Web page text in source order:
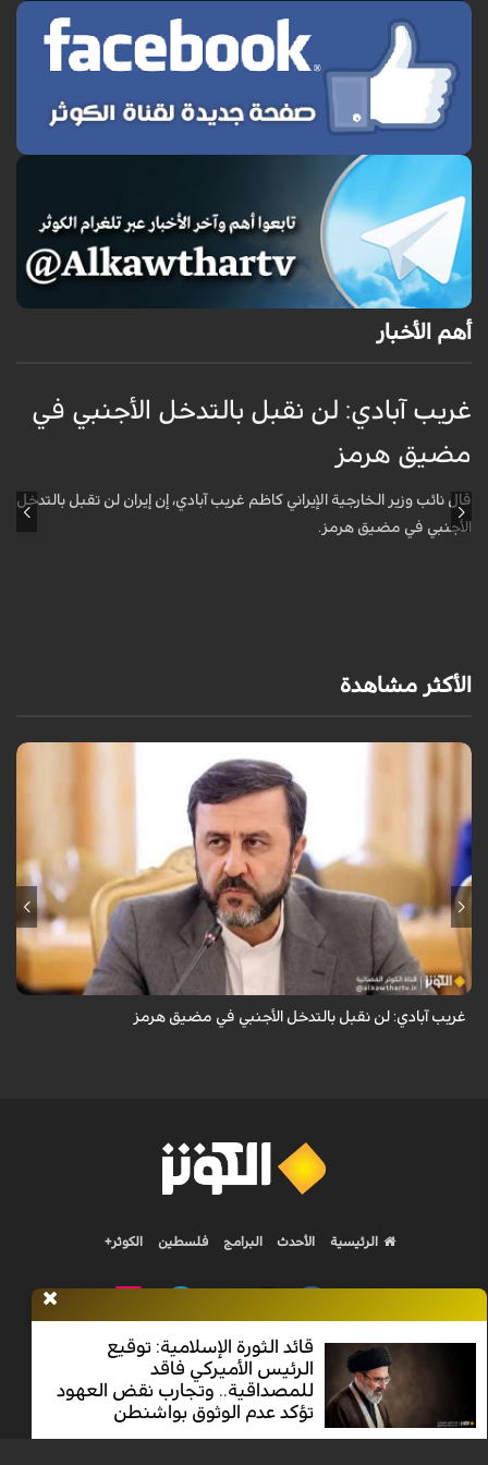
أهم الأخبار
غريب آبادي: لن نقبل بالتدخل الأجنبي في
مضيق هرمز
قال نائب وزير الخارجية الإيراني كاظم غريب آبادي، إن إيران لن تقبل بالتدخل
الأجنبي في مضيق هرمز.
الأكثر مشاهدة
قال نائب وزير الخارجية الإيراني كاظم غريب آبادي، إن إيران لن تقبل بالتدخل
الأجنبي في مضيق هرمز.
غريب آبادي: لن نقبل بالتدخل الأجنبي في مضيق هرمز
قائد الثورة الإسلامية: توقيع
الرئيس الأميركي فاقد
للمصداقية.. وتجارب نقض العهود
تؤكد عدم الوثوق بواشنطن
الرئيسية الأحدث البرامج فلسطين الكوثر+
Nilesat 11900 V | Badr 8 11747 V | Badr5 12284 V